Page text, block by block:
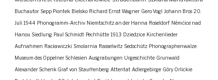
Buchautor Sepp Piontek Bielsko Richard Ernst Wagner Gero Vogl Johann Bros 20.
Juli 1944 Phonogramm-Archiv Niemtschitz an der Hanna Roseldorf Némčice nad
Hanou Siedlung Paul Schmidt Pechhütte 1913 Dziedzice Kirchenlieder
Aufnahmen Racławiczki Smolarnia Rasselwitz Sedschütz Phonographenwalze
Museum des Oppelner Schlesien Ausgrabungen Urgeschichte Grunwald
Alexander Schenk Graf von Stauffenberg Attentat Adlergebirge Góry Orlickie